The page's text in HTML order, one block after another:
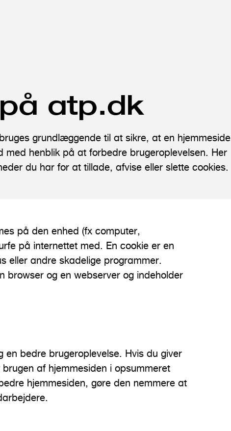
atp.dk
grundlæggende til at sikre, at en hjemmeside
henblik på at forbedre brugeroplevelsen. Her
du har for at tillade, afvise eller slette cookies.
på den enhed (fx computer,
på internettet med. En cookie er en
eller andre skadelige programmer.
browser og en webserver og indeholder
bedre brugeroplevelse. Hvis du giver
af hjemmesiden i opsummeret
hjemmesiden, gøre den nemmere at